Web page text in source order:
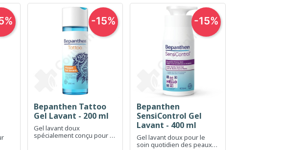
Aperçu rapide
Bepanthen Tattoo
Gel Lavant - 200 ml
Gel lavant doux
spécialement conçu pour le
-15%
Aperçu rapide
Bepanthen
SensiControl Gel
Lavant - 400 ml
Gel lavant doux pour le
soin quotidien des peaux
-15%